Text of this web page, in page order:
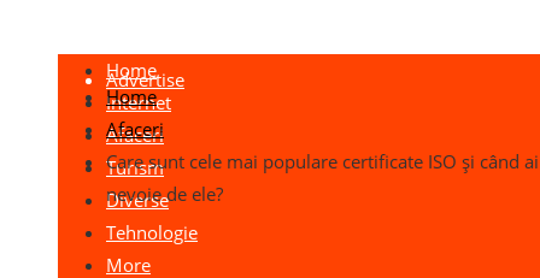
Advertise
Home
Internet
Afaceri
Turism
Diverse
Tehnologie
More
Home
Afaceri
Care sunt cele mai populare certificate ISO și când ai
nevoie de ele?